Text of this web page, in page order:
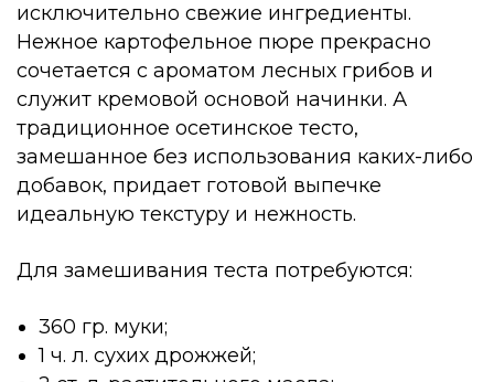
исключительно свежие ингредиенты.
Нежное картофельное пюре прекрасно
сочетается с ароматом лесных грибов и
служит кремовой основой начинки. А
традиционное осетинское тесто,
замешанное без использования каких-либо
добавок, придает готовой выпечке
идеальную текстуру и нежность.
Для замешивания теста потребуются:
360 гр. муки;
1 ч. л. сухих дрожжей;